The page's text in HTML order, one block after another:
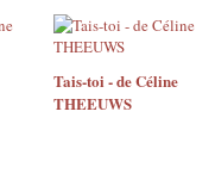
Tais-toi - de Céline
THEEUWS